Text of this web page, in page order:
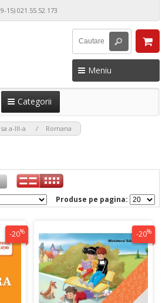
15) 021.55.52.173
Meniu
Categorii
a-III-a Romana
Produse pe pagina:
-20% -20%